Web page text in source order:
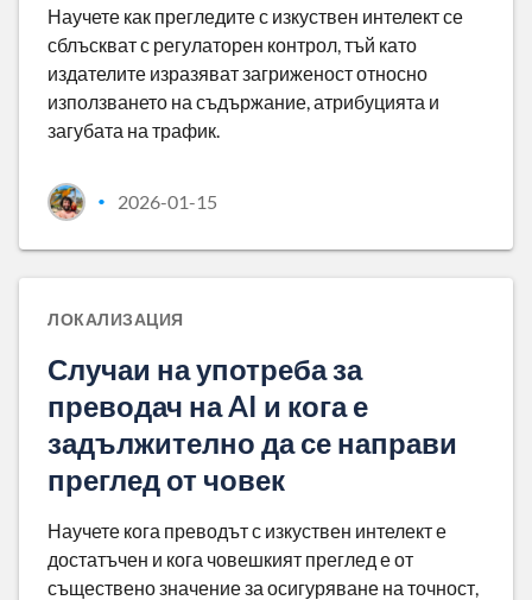
Научете как прегледите с изкуствен интелект се
сблъскват с регулаторен контрол, тъй като
издателите изразяват загриженост относно
използването на съдържание, атрибуцията и
загубата на трафик.
• 2026-01-15
ЛОКАЛИЗАЦИЯ
Случаи на употреба за
преводач на AI и кога е
задължително да се направи
преглед от човек
Научете кога преводът с изкуствен интелект е
достатъчен и кога човешкият преглед е от
съществено значение за осигуряване на точност,